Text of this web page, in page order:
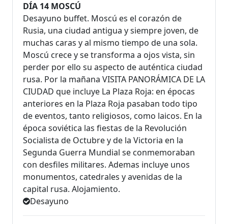
DÍA 14 MOSCÚ
Desayuno buffet. Moscú es el corazón de
Rusia, una ciudad antigua y siempre joven, de
muchas caras y al mismo tiempo de una sola.
Moscú crece y se transforma a ojos vista, sin
perder por ello su aspecto de auténtica ciudad
rusa. Por la mañana VISITA PANORÁMICA DE LA
CIUDAD que incluye La Plaza Roja: en épocas
anteriores en la Plaza Roja pasaban todo tipo
de eventos, tanto religiosos, como laicos. En la
época soviética las fiestas de la Revolución
Socialista de Octubre y de la Victoria en la
Segunda Guerra Mundial se conmemoraban
con desfiles militares. Ademas incluye unos
monumentos, catedrales y avenidas de la
capital rusa. Alojamiento.
Desayuno